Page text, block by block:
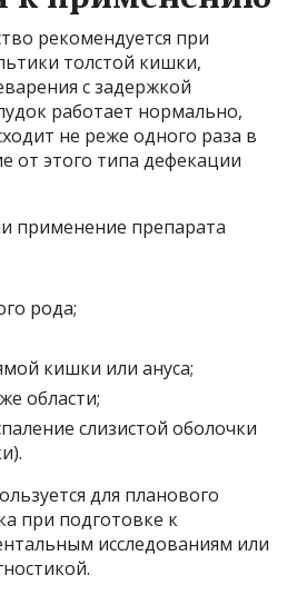
рекомендуется при
толстой кишки,
с задержкой
работает нормально,
не реже одного раза в
от этого типа дефекации
применение препарата
рода;
кишки или ануса;
области;
слизистой оболочки
для планового
при подготовке к
исследованиям или